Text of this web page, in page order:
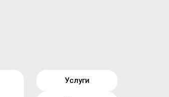
Услуги